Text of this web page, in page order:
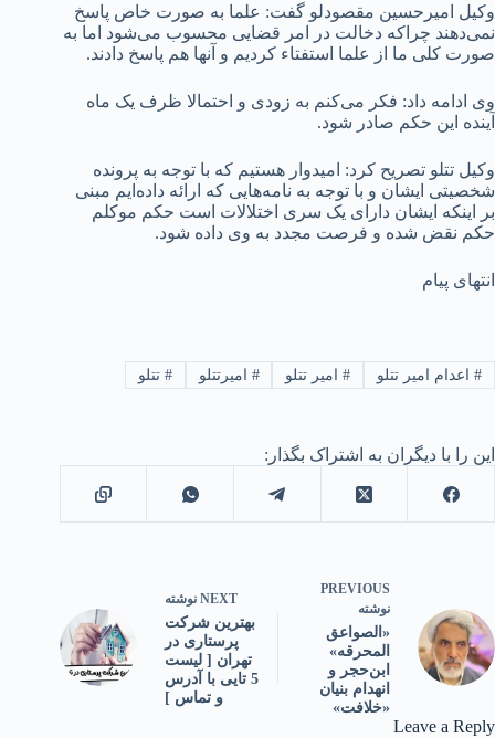
وکیل امیرحسین مقصودلو گفت: علما به صورت خاص پاسخ
نمی‌دهند چراکه دخالت در امر قضایی محسوب می‌شود اما به
صورت کلی ما از علما استفتاء کردیم و آنها هم پاسخ دادند.
وی ادامه داد: فکر می‌کنم به زودی و احتمالا ظرف یک ماه
آینده این حکم صادر شود.
وکیل تتلو تصریح کرد: امیدوار هستیم که با توجه به پرونده
شخصیتی ایشان و با توجه به نامه‌هایی که ارائه داده‌ایم مبنی
بر اینکه ایشان دارای یک سری اختلالات است حکم موکلم
حکم نقض شده و فرصت مجدد به وی داده شود.
انتهای پیام
#اعدام امیر تتلو #امیر تتلو # امیرتتلو # تتلو
این را با دیگران به اشتراک بگذار:
PREVIOUS
نوشته
«الصواعق
المحرقه»
ابن‌حجر و
انهدام بنیان
«خلافت»
NEXT نوشته
بهترین شرکت
پرستاری در
تهران [ لیست
5 تایی با آدرس
و تماس ]
Leave a Reply